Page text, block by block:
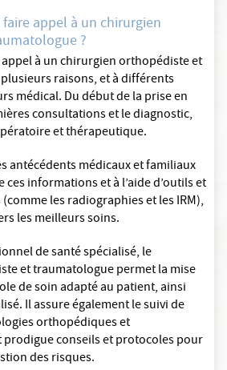
appel à un chirurgien
?
à un chirurgien orthopédiste et
raisons, et à différents
médical. Du début de la prise en
consultations et le diagnostic,
et thérapeutique.
antécédents médicaux et familiaux
informations et à l’aide d’outils et
les radiographies et les IRM),
les meilleurs soins.
de santé spécialisé, le
et traumatologue permet la mise
de soin adapté au patient, ainsi
Il assure également le suivi de
orthopédiques et
conseils et protocoles pour
des risques.